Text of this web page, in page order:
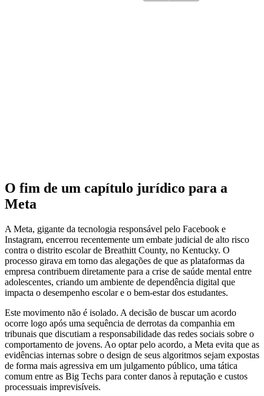
O fim de um capítulo jurídico para a
Meta
A Meta, gigante da tecnologia responsável pelo Facebook e
Instagram, encerrou recentemente um embate judicial de alto risco
contra o distrito escolar de Breathitt County, no Kentucky. O
processo girava em torno das alegações de que as plataformas da
empresa contribuem diretamente para a crise de saúde mental entre
adolescentes, criando um ambiente de dependência digital que
impacta o desempenho escolar e o bem-estar dos estudantes.
Este movimento não é isolado. A decisão de buscar um acordo
ocorre logo após uma sequência de derrotas da companhia em
tribunais que discutiam a responsabilidade das redes sociais sobre o
comportamento de jovens. Ao optar pelo acordo, a Meta evita que as
evidências internas sobre o design de seus algoritmos sejam expostas
de forma mais agressiva em um julgamento público, uma tática
comum entre as Big Techs para conter danos à reputação e custos
processuais imprevisíveis.